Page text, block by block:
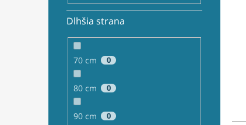
Dlhšia strana
70 cm 0
80 cm 0
90 cm 0